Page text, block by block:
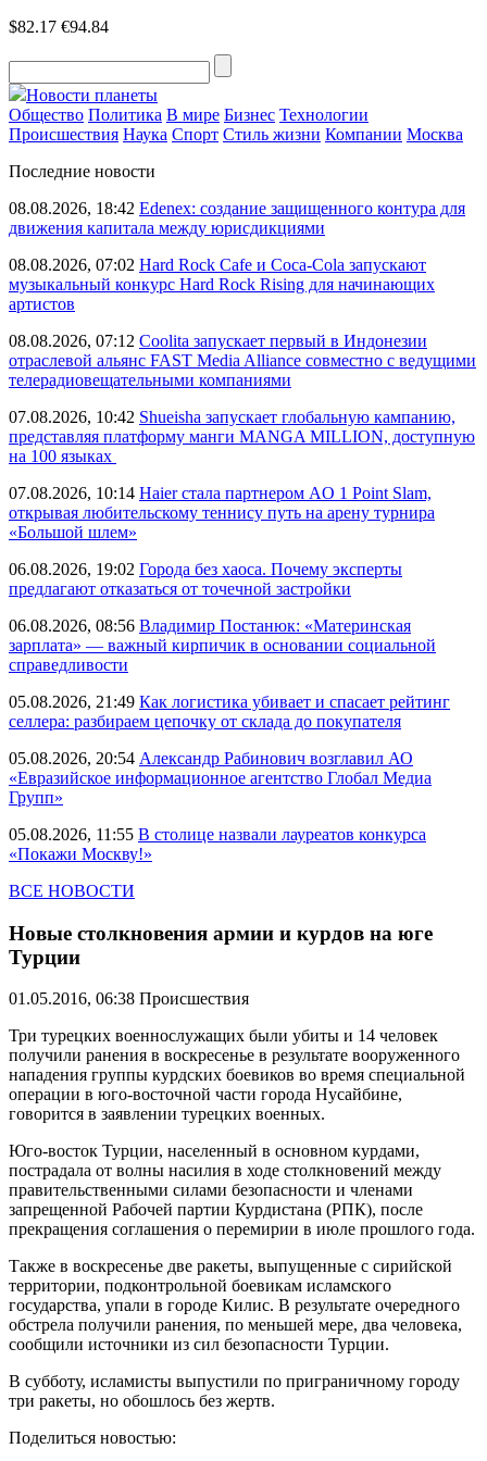
$82.17 €94.84
Новости планеты
Общество Политика В мире Бизнес Технологии
Происшествия Наука Спорт Стиль жизни Компании Москва
Последние новости
08.08.2026, 18:42 Edenex: создание защищенного контура для
движения капитала между юрисдикциями
08.08.2026, 07:02 Hard Rock Cafe и Coca-Cola запускают
музыкальный конкурс Hard Rock Rising для начинающих
артистов
08.08.2026, 07:12 Coolita запускает первый в Индонезии
отраслевой альянс FAST Media Alliance совместно с ведущими
телерадиовещательными компаниями
07.08.2026, 10:42 Shueisha запускает глобальную кампанию,
представляя платформу манги MANGA MILLION, доступную
на 100 языках
07.08.2026, 10:14 Haier стала партнером AO 1 Point Slam,
открывая любительскому теннису путь на арену турнира
«Большой шлем»
06.08.2026, 19:02 Города без хаоса. Почему эксперты
предлагают отказаться от точечной застройки
06.08.2026, 08:56 Владимир Постанюк: «Материнская
зарплата» — важный кирпичик в основании социальной
справедливости
05.08.2026, 21:49 Как логистика убивает и спасает рейтинг
селлера: разбираем цепочку от склада до покупателя
05.08.2026, 20:54 Александр Рабинович возглавил АО
«Евразийское информационное агентство Глобал Медиа
Групп»
05.08.2026, 11:55 В столице назвали лауреатов конкурса
«Покажи Москву!»
ВСЕ НОВОСТИ
Новые столкновения армии и курдов на юге
Турции
01.05.2016, 06:38 Происшествия
Три турецких военнослужащих были убиты и 14 человек
получили ранения в воскресенье в результате вооруженного
нападения группы курдских боевиков во время специальной
операции в юго-восточной части города Нусайбине,
говорится в заявлении турецких военных.
Юго-восток Турции, населенный в основном курдами,
пострадала от волны насилия в ходе столкновений между
правительственными силами безопасности и членами
запрещенной Рабочей партии Курдистана (РПК), после
прекращения соглашения о перемирии в июле прошлого года.
Также в воскресенье две ракеты, выпущенные с сирийской
территории, подконтрольной боевикам исламского
государства, упали в городе Килис. В результате очередного
обстрела получили ранения, по меньшей мере, два человека,
сообщили источники из сил безопасности Турции.
В субботу, исламисты выпустили по приграничному городу
три ракеты, но обошлось без жертв.
Поделиться новостью: